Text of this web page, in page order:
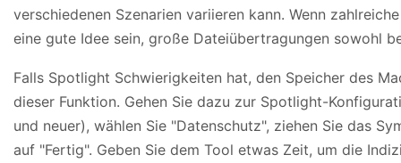
verschiedenen Szenarien variieren kann. Wenn
eine gute Idee sein, große Dateiübertragungen sowohl
Falls Spotlight Schwierigkeiten hat, den Speicher des
dieser Funktion. Gehen Sie dazu zur Spotlight-
und neuer), wählen Sie "Datenschutz", ziehen Sie das
auf "Fertig". Geben Sie dem Tool etwas Zeit, um die